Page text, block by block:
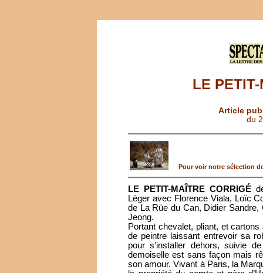
LE
Article
du
Pour voir notre sélection
LE PETIT-MAÎTRE CORRIGÉ
Léger avec Florence Viala, Loïc
de La Rüe du Can, Didier
Jeong.
Portant chevalet, pliant, et
de peintre laissant entrevoir sa
pour s’installer dehors, suivie
demoiselle est sans façon mais
son amour. Vivant à Paris, la